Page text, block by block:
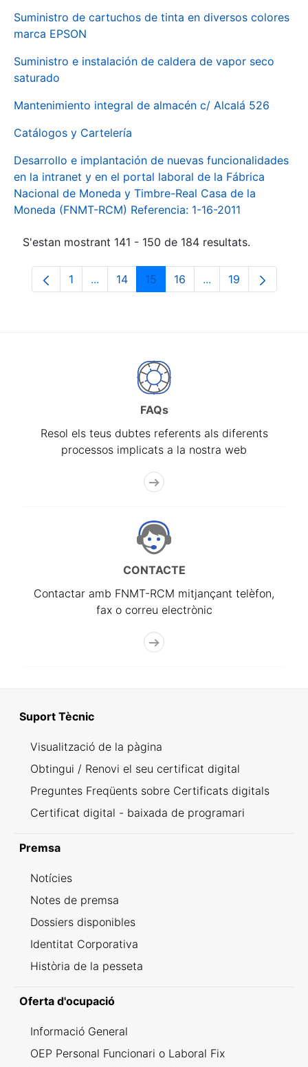
Suministro de cartuchos de tinta en diversos colores
marca EPSON
Suministro e instalación de caldera de vapor seco
saturado
Mantenimiento integral de almacén c/ Alcalá 526
Catálogos y Cartelería
Desarrollo e implantación de nuevas funcionalidades
en la intranet y en el portal laboral de la Fábrica
Nacional de Moneda y Timbre-Real Casa de la
Moneda (FNMT-RCM) Referencia: 1-16-2011
S'estan mostrant 141 - 150 de 184 resultats.
Pàgina
1 ...Pàgines intermèdies Utilitzeu TAB per
Pàgina
14 Pàgina
15 Pàgina
16 ...PàginesPàgina
19
FAQs
Resol els teus dubtes referents als diferents
processos implicats a la nostra web
CONTACTE
Contactar amb FNMT-RCM mitjançant telèfon,
fax o correu electrònic
Suport Tècnic
Visualització de la pàgina
Obtingui / Renovi el seu certificat digital
Preguntes Freqüents sobre Certificats digitals
Certificat digital - baixada de programari
Premsa
Notícies
Notes de premsa
Dossiers disponibles
Identitat Corporativa
Història de la pesseta
Oferta d'ocupació
Informació General
OEP Personal Funcionari o Laboral Fix